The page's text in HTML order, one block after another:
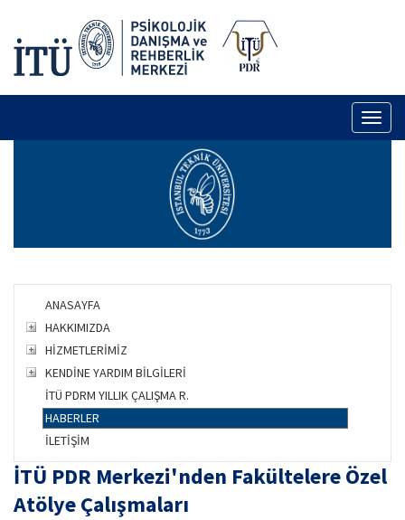
ANASAYFA
HAKKIMIZDA
HİZMETLERİMİZ
KENDİNE YARDIM BİLGİLERİ
İTÜ PDRM YILLIK ÇALIŞMA R.
HABERLER
İLETİŞİM
İTÜ PDR Merkezi'nden Fakültelere Özel
Atölye Çalışmaları